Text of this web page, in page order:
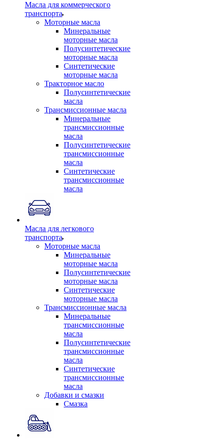
Масла для коммерческого
транспорта
Моторные масла
Минеральные
моторные масла
Полусинтетические
моторные масла
Синтетические
моторные масла
Тракторное масло
Полусинтетические
масла
Трансмиссионные масла
Минеральные
трансмиссионные
масла
Полусинтетические
трансмиссионные
масла
Синтетические
трансмиссионные
масла
Масла для легкового
транспорта
Моторные масла
Минеральные
моторные масла
Полусинтетические
моторные масла
Синтетические
моторные масла
Трансмиссионные масла
Минеральные
трансмиссионные
масла
Полусинтетические
трансмиссионные
масла
Синтетические
трансмиссионные
масла
Добавки и смазки
Смазка